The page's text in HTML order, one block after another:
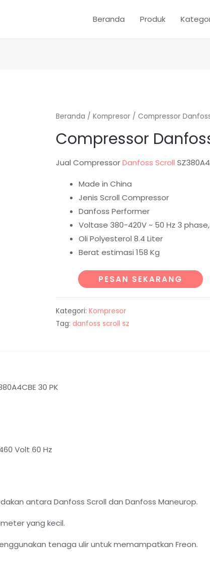
Beranda Produk
Beranda /Kompresor / Compressor
Compressor
Jual CompressorDanfoss Scroll
Made in China
Jenis Scroll Compressor
Danfoss Performer
Voltase 380-420V ~ 50 Hz 3
Oli Polyesterol 8.4 Liter
Berat estimasi 158 Kg
PESAN SEKARANG
Kategori:Kompresor
Tag: danfoss scroll sz
30 PK
Volt 60 Hz
antara Danfoss Scroll dan Danfoss Maneurop.
yang kecil.
tenaga ulir untuk memampatkan Freon.